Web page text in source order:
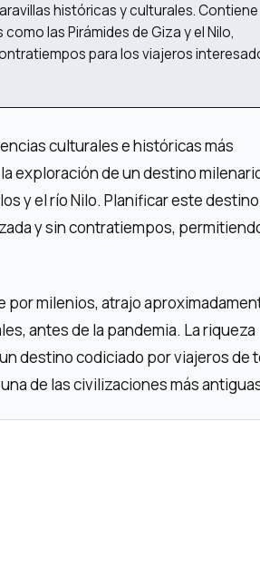
históricas y culturales. Contiene
las Pirámides de Giza y el Nilo,
para los viajeros
culturales e históricas más
exploración de un destino
y el río Nilo. Planificar este
y sin contratiempos,
milenios, atrajo
antes de la pandemia. La riqueza
destino codiciado por viajeros de
de las civilizaciones más